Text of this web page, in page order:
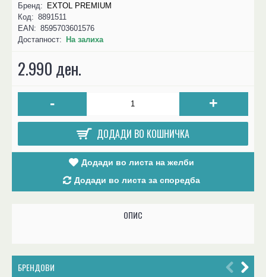
Бренд: EXTOL PREMIUM
Код: 8891511
EAN: 8595703601576
Достапност: На залиха
2.990 ден.
- +
ДОДАДИ ВО КОШНИЧКА
Додади во листа на желби
Додади во листа за споредба
ОПИС
БРЕНДОВИ